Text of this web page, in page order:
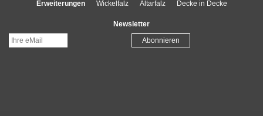
Erweiterungen
Wickelfalz Altarfalz Decke in Decke
Newsletter